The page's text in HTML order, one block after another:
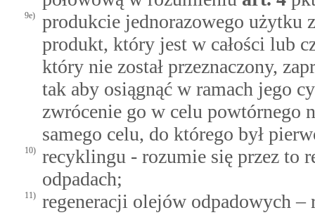
9e)
produkcie jednorazowego użytku
produkt, który jest w całości lub
który nie został przeznaczony,
tak aby osiągnąć w ramach jego
zwrócenie go w celu powtórnego
samego celu, do którego był
10)
recyklingu - rozumie się przez to
odpadach;
11)
regeneracji olejów odpadowych –